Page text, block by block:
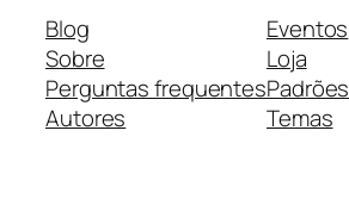
Blog
Sobre
Perguntas frequentes
Autores
Eventos
Loja
Padrões
Temas